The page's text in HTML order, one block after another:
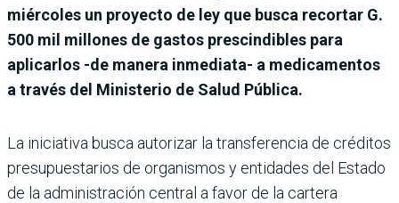
miércoles un proyecto de ley que busca recortar G.
500 mil millones de gastos prescindibles para
aplicarlos -de manera inmediata- a medicamentos
a través del Ministerio de Salud Pública.
La iniciativa busca autorizar la transferencia de créditos
presupuestarios de organismos y entidades del Estado
de la administración central a favor de la cartera